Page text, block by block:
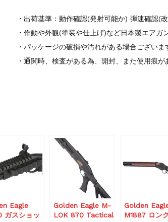
・出荷基準：動作確認(発射可能か) 弾速確認(
・作動や外観(塗装や仕上げ)など日本製エアガ
・パッケージの破損や汚れがある場合ございま
・通関時、検査がある為、開封、また使用痕が
Eagle
ガスショッ
Golden Eagle M-
LOK 870 Tactical
Golden
M1887 ロン